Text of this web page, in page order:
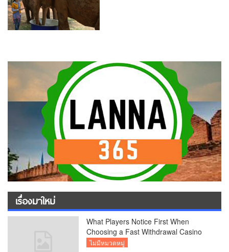
เรื่องมาใหม่
What Players Notice First When
Choosing a Fast Withdrawal Casino
UK
ไม่มีหมวดหมู่